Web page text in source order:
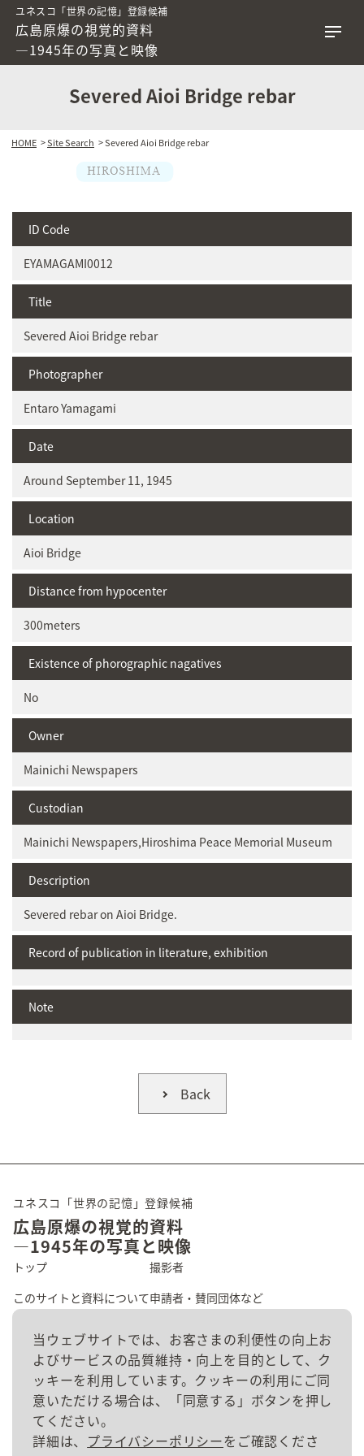
ユネスコ「世界の記憶」登録候補
広島原爆の視覚的資料
―1945年の写真と映像
Severed Aioi Bridge rebar
HOME >Site Search > Severed Aioi Bridge rebar
ID Code
EYAMAGAMI0012
Title
Severed Aioi Bridge rebar
Photographer
Entaro Yamagami
Date
Around September 11, 1945
Location
Aioi Bridge
Distance from hypocenter
300meters
Existence of phorographic nagatives
No
Owner
Mainichi Newspapers
Custodian
Mainichi Newspapers,Hiroshima Peace Memorial Museum
Description
Severed rebar on Aioi Bridge.
Record of publication in literature, exhibition
Note
Back
当ウェブサイトでは、お客さまの利便性の向上お
よびサービスの品質維持・向上を目的として、ク
ッキーを利用しています。クッキーの利用にご同
意いただける場合は、「同意する」ボタンを押し
てください。
詳細は、 プライバシーポリシーをご確認くださ
ユネスコ「世界の記憶」登録候補
広島原爆の視覚的資料
―1945年の写真と映像
トップ
このサイトと資料について
資料を探す
撮影者
申請者・賛同団体など
お問い合わせ
サイトポリシー